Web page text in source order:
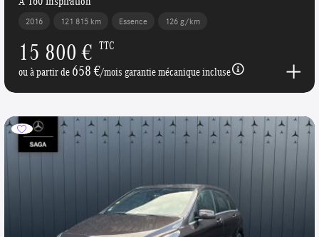
2016 121 815 km Essence 126 g/km
15 800 € TTC
ou à partir de658 €/mois garantie mécanique incluse